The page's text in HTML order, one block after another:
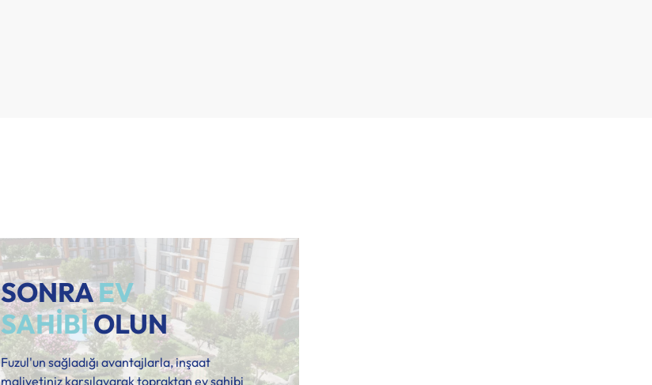
SONRAEV
SAHİBİOLUN
Fuzul'un sağladığı avantajlarla, inşaat
maliyetiniz karşılayarak topraktan ev sahibi